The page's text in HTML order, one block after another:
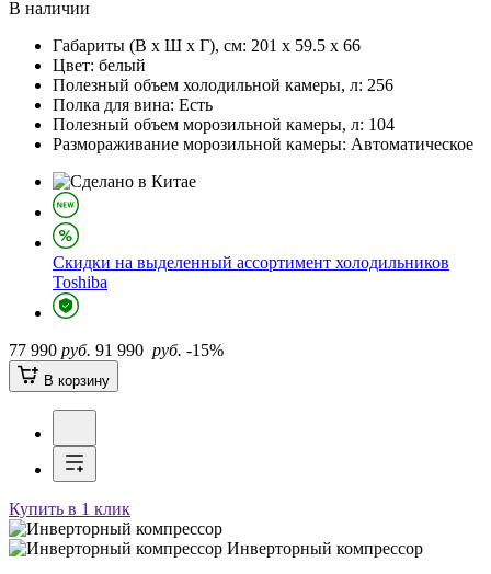
В наличии
Габариты (В х Ш х Г), см: 201 х 59.5 х 66
Цвет: белый
Полезный объем холодильной камеры, л: 256
Полка для вина: Есть
Полезный объем морозильной камеры, л: 104
Размораживание морозильной камеры: Автоматическое
Скидки на выделенный ассортимент холодильников
Toshiba
77 990 руб. 91 990 руб. -15%
В корзину
Купить в 1 клик
Инверторный компрессор